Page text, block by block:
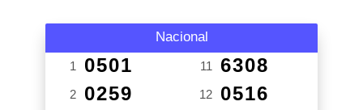
Nacional
1 0501
2 0259
11 6308
12 0516